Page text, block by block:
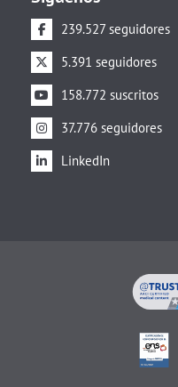
239.527 seguidores
5.391 seguidores
158.772 suscritos
37.776 seguidores
LinkedIn